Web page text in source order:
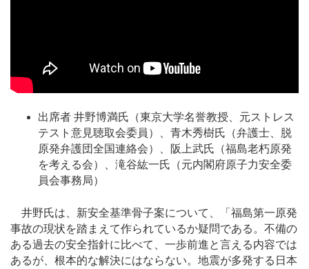
出席者 井野博満氏（東京大学名誉教授、元ストレス
テスト意見聴取会委員）、青木秀樹氏（弁護士、脱
原発弁護団全国連絡会）、阪上武氏（福島老朽原発
を考える会）、滝谷紘一氏（元内閣府原子力安全委
員会事務局）
井野氏は、新安全基準骨子案について、「福島第一原発
事故の現状を踏まえて作られているか疑問である。不備の
ある過去の安全指針に比べて、一歩前進と言える内容では
あるが、根本的な解決にはならない。地震が多発する日本